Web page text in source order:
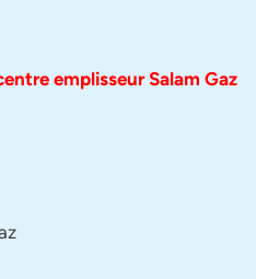
emplisseur Salam Gaz